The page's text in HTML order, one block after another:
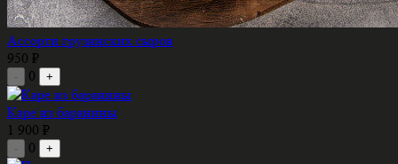
Ассорти грузинских сыров
950 ₽
- 0 +
Каре из баранины
1 900 ₽
- 0 +